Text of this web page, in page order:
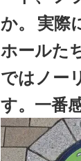
か。
実際
ホールた
ではノー
す。一番